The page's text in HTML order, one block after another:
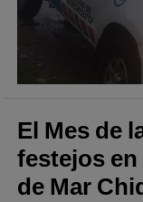
El Mes de
festejos
de Mar